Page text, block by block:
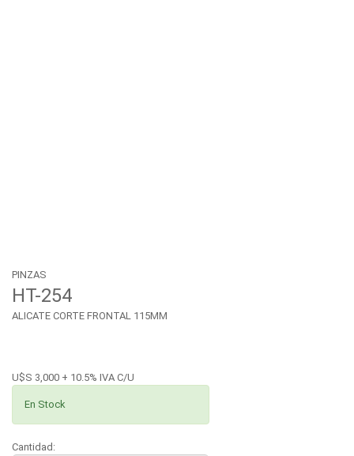
PINZAS
HT-254
ALICATE CORTE FRONTAL 115MM
U$S 3,000 + 10.5% IVA C/U
En Stock
Cantidad: